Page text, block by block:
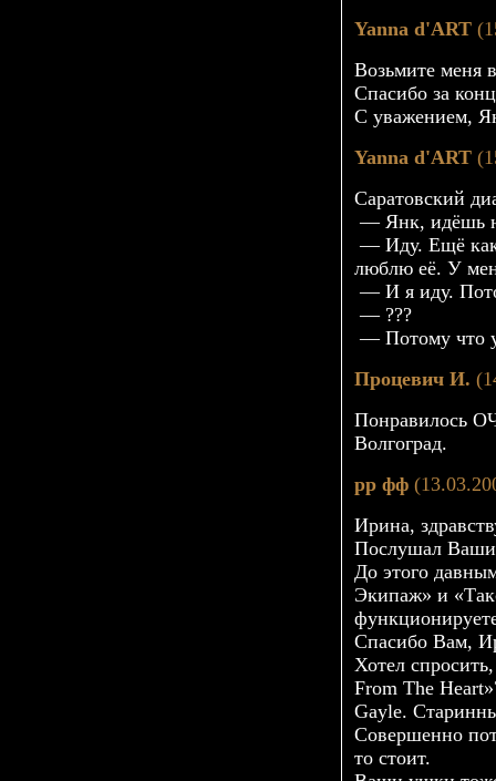
Yanna d'ART
Возьмите меня
Спасибо за
С уважением,
Yanna d'ART
Саратовский
— Янк, идёшь
— Иду. Ещё как
люблю её. У
— И я иду.
— ???
— Потому что
Процевич И.
Понравилось
Волгоград.
рр фф
Ирина,
Послушал
До этого
Экипаж» и
Спасибо Вам,
Хотел
From The
Gayle.
Совершенно
то стоит.